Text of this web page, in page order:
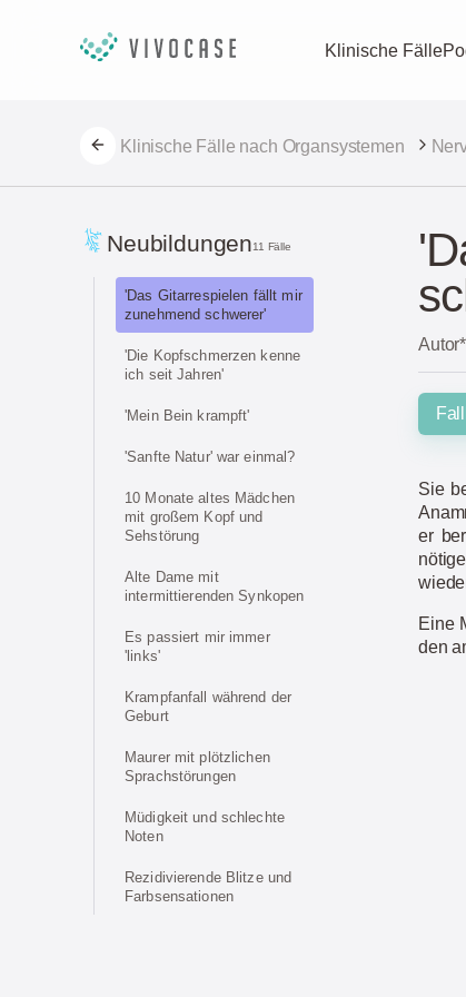
Klinische Fälle
Klinische Fälle nach Organsystemen
Neubildungen11 Fälle
'Das Gitarrespielen fällt mir
zunehmend schwerer'
'Die Kopfschmerzen kenne
ich seit Jahren'
'Mein Bein krampft'
'Sanfte Natur' war einmal?
10 Monate altes Mädchen
mit großem Kopf und
Sehstörung
Alte Dame mit
intermittierenden Synkopen
Es passiert mir immer
'links'
Krampfanfall während der
Geburt
Maurer mit plötzlichen
Sprachstörungen
Müdigkeit und schlechte
Noten
Rezidivierende Blitze und
Farbsensationen
Sie
er
Eine
den